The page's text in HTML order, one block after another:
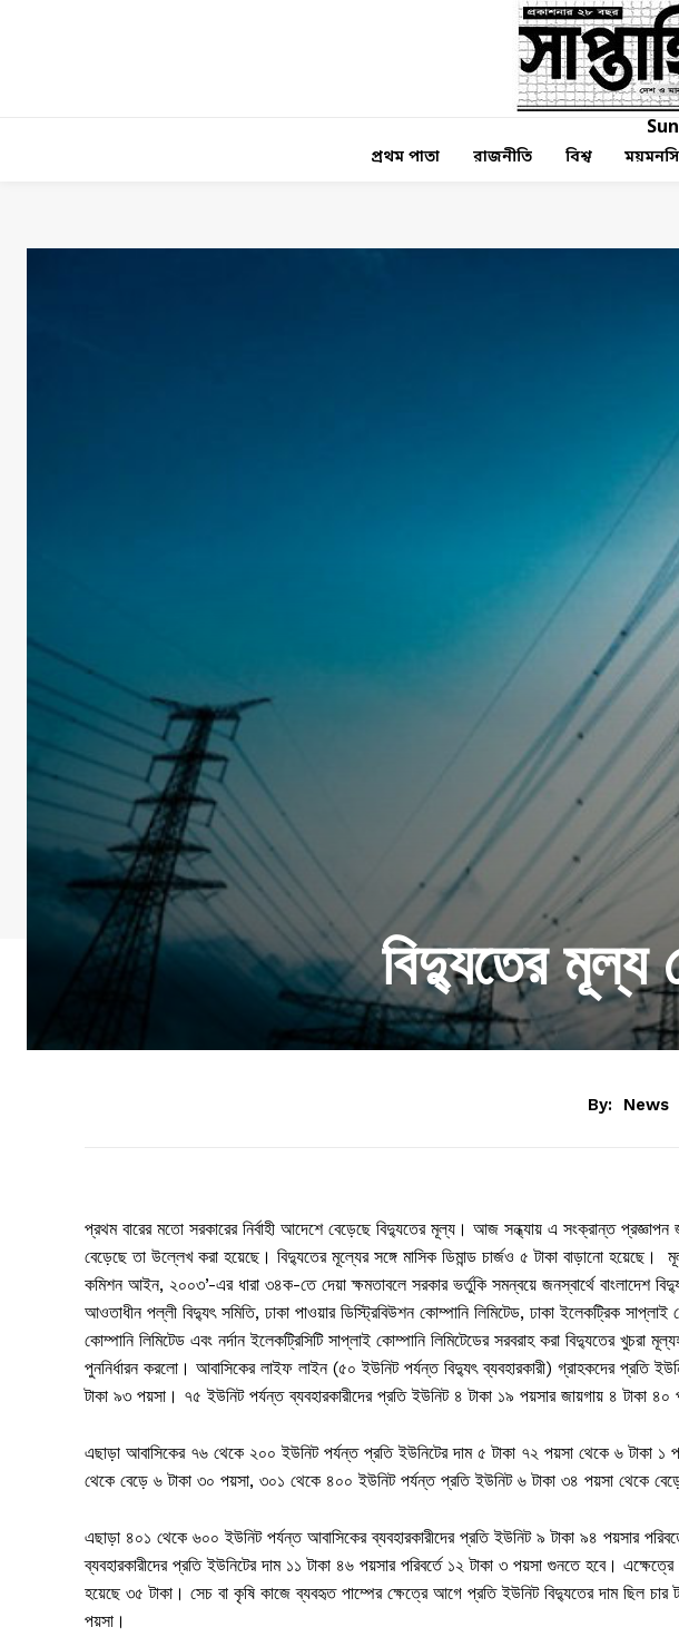
প্রথম পাতা রাজনীতি বিশ্ব
বিদ্যুতের
By: News
প্রথম বারের মতো সরকারের নির্বাহী আদেশে বেড়েছে বিদ্যুতের মূল্য। আজ সন্ধ্যায় এ সংক্রান্ত
বেড়েছে তা উল্লেখ করা হয়েছে। বিদ্যুতের মূল্যের সঙ্গে মাসিক ডিমান্ড চার্জও ৫ টাকা বাড়ানো হয়েছে।
কমিশন আইন, ২০০৩’-এর ধারা ৩৪ক-তে দেয়া ক্ষমতাবলে সরকার ভর্তুকি সমন্বয়ে জনস্বার্থে বাংলাদেশ
আওতাধীন পল্লী বিদ্যুৎ সমিতি, ঢাকা পাওয়ার ডিস্ট্রিবিউশন কোম্পানি লিমিটেড, ঢাকা ইলেকট্রিক
কোম্পানি লিমিটেড এবং নর্দান ইলেকট্রিসিটি সাপ্লাই কোম্পানি লিমিটেডের সরবরাহ করা বিদ্যুতের খুচরা
পুননির্ধারন করলো। আবাসিকের লাইফ লাইন (৫০ ইউনিট পর্যন্ত বিদ্যুৎ ব্যবহারকারী) গ্রাহকদের প্রতি
টাকা ৯৩ পয়সা। ৭৫ ইউনিট পর্যন্ত ব্যবহারকারীদের প্রতি ইউনিট ৪ টাকা ১৯ পয়সার জায়গায় ৪ টাকা
এছাড়া আবাসিকের ৭৬ থেকে ২০০ ইউনিট পর্যন্ত প্রতি ইউনিটের দাম ৫ টাকা ৭২ পয়সা থেকে ৬ টাকা
থেকে বেড়ে ৬ টাকা ৩০ পয়সা, ৩০১ থেকে ৪০০ ইউনিট পর্যন্ত প্রতি ইউনিট ৬ টাকা ৩৪ পয়সা থেকে
এছাড়া ৪০১ থেকে ৬০০ ইউনিট পর্যন্ত আবাসিকের ব্যবহারকারীদের প্রতি ইউনিট ৯ টাকা ৯৪ পয়সার
ব্যবহারকারীদের প্রতি ইউনিটের দাম ১১ টাকা ৪৬ পয়সার পরিবর্তে ১২ টাকা ৩ পয়সা গুনতে হবে।
হয়েছে ৩৫ টাকা। সেচ বা কৃষি কাজে ব্যবহৃত পাম্পের ক্ষেত্রে আগে প্রতি ইউনিট বিদ্যুতের দাম ছিল চার
পয়সা।